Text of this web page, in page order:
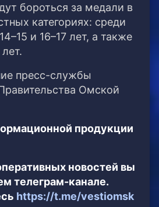
бороться за медали в
категориях: среди
и 16–17 лет, а также
пресс-службы
Омской
продукции
новостей вы
телеграм-канале.
https://t.me/vestiomsk